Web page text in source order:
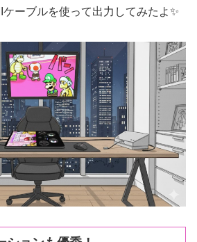
ーブルを使って出力してみたよ✨